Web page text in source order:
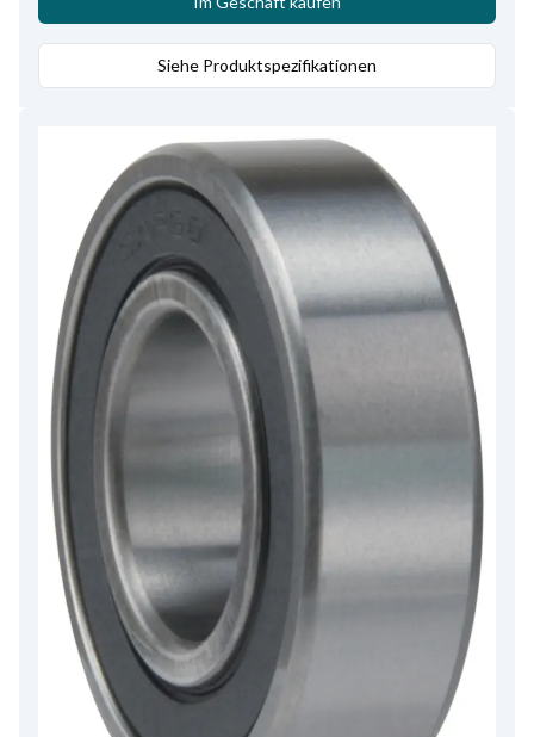
Siehe Produktspezifikationen